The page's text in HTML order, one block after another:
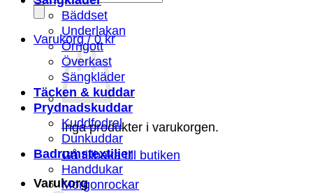
search
Varukorg /0kr
Inga produkter i varukorgen.
Gå tillbaka till butiken
Varukorg
Bäddset
Underlakan
Örngott
Överkast
Sängkläder
Täcken & kuddar
Prydnadskuddar
Kuddfodral
Dunkuddar
Badrumstextilier
Handdukar
Morgonrockar